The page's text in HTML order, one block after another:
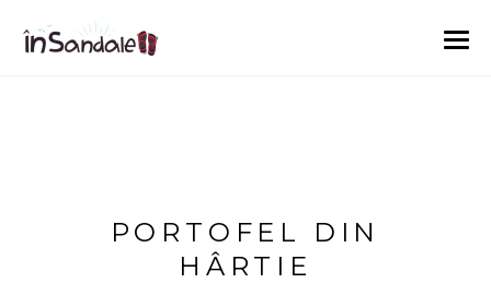
PORTOFEL DIN
HÂRTIE